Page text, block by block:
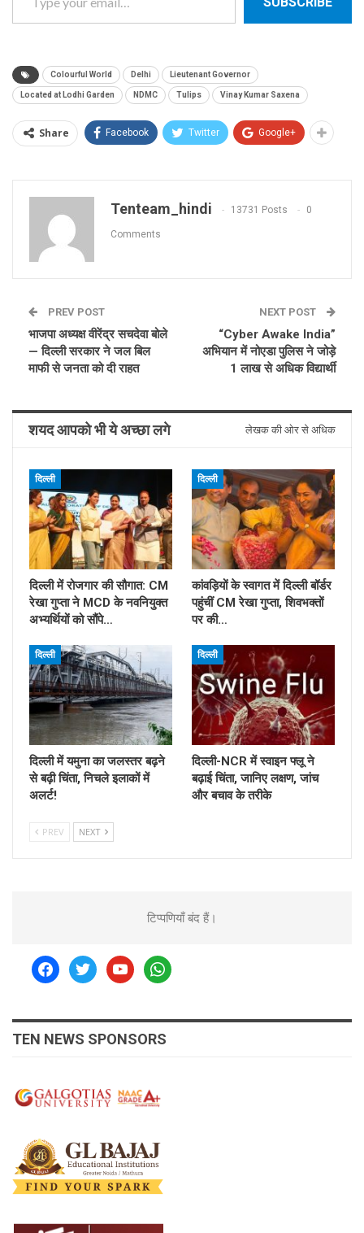
Colourful World Delhi Lieutenant Governor
Located at Lodhi Garden NDMC Tulips Vinay Kumar Saxena
Share Facebook Twitter Google+
Tenteam_hindi 13731 Posts 0
Comments
PREV POST
भाजपा अध्यक्ष वीरेंद्र सचदेवा बोले
— दिल्ली सरकार ने जल बिल
माफी से जनता को दी राहत
NEXT POST
“Cyber Awake India”
अभियान में नोएडा पुलिस ने जोड़े
1 लाख से अधिक विद्यार्थी
शयद आपको भी ये अच्छा लगे लेखक की ओर से अधिक
दिल्ली
दिल्ली में रोजगार की सौगात: CM
रेखा गुप्ता ने MCD के नवनियुक्त
अभ्यर्थियों को सौंपे…
दिल्ली
कांवड़ियों के स्वागत में दिल्ली बॉर्डर
पहुंचीं CM रेखा गुप्ता, शिवभक्तों
पर की…
दिल्ली
दिल्ली में यमुना का जलस्तर बढ़ने
से बढ़ी चिंता, निचले इलाकों में
अलर्ट!
दिल्ली
दिल्ली-NCR में स्वाइन फ्लू ने
बढ़ाई चिंता, जानिए लक्षण, जांच
और बचाव के तरीके
PREV NEXT
टिप्पणियाँ बंद हैं।
facebooktwitteryoutubewhatsapp
TEN NEWS SPONSORS